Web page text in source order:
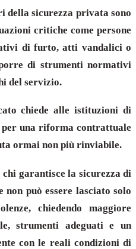
della sicurezza privata sono
critiche come persone
di furto, atti vandalici o
di strumenti normativi
del servizio.
chiede alle istituzioni di
una riforma contrattuale
ormai non più rinviabile.
garantisce la sicurezza di
può essere lasciato solo
chiedendo maggiore
strumenti adeguati e un
con le reali condizioni di